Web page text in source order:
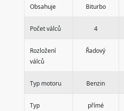
Obsahuje Biturbo
Počet válců 4
Rozložení
válců
Řadový
Typ motoru Benzin
Typ
přímé